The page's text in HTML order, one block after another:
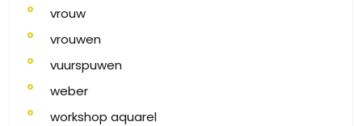
vrouw
vrouwen
vuurspuwen
weber
workshop aquarel